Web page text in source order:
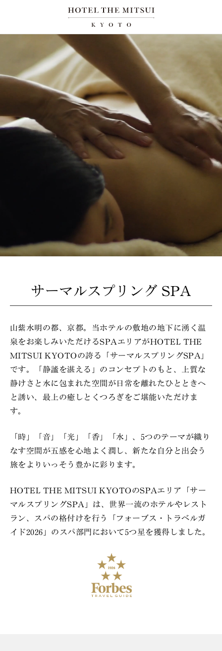
サーマルスプリング SPA
山紫水明の都、京都。当ホテルの敷地の地下に湧く温
泉をお楽しみいただけるSPAエリアがHOTEL THE
MITSUI KYOTOの誇る「サーマルスプリングSPA」
です。「静謐を湛える」のコンセプトのもと、上質な
静けさと水に包まれた空間が日常を離れたひとときへ
と誘い、最上の癒しとくつろぎをご堪能いただけま
す。
「時」「音」「光」「香」「水」、5つのテーマが織り
なす空間が五感を心地よく潤し、新たな自分と出会う
旅をよりいっそう豊かに彩ります。
HOTEL THE MITSUI KYOTOのSPAエリア「サー
マルスプリングSPA」は、世界一流のホテルやレスト
ラン、スパの格付けを行う「フォーブス・トラベルガ
イド2026」のスパ部門において5つ星を獲得しました。